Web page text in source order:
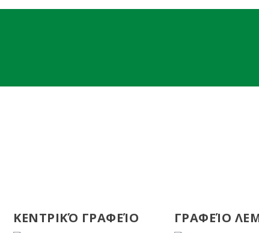
ΚΕΝΤΡΙΚΌ ΓΡΑΦΕΊΟ ΓΡΑΦΕΊΟ